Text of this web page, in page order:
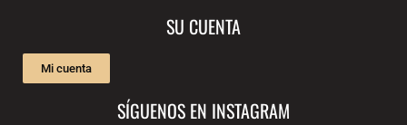
SU CUENTA
Mi cuenta
SÍGUENOS EN INSTAGRAM